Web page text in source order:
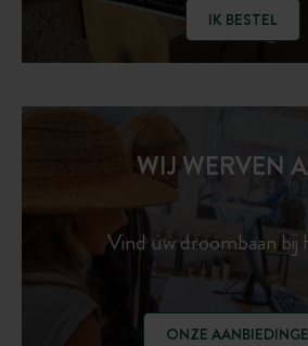
IK BESTEL
WIJ WERVEN
Vind uw droombaan
ONZE